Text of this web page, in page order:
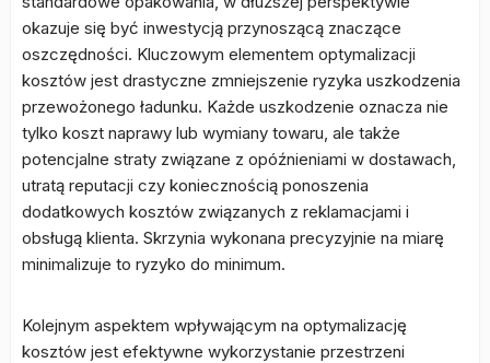
okazuje się być inwestycją przynoszącą znaczące
oszczędności. Kluczowym elementem optymalizacji
kosztów jest drastyczne zmniejszenie ryzyka uszkodzenia
przewożonego ładunku. Każde uszkodzenie oznacza nie
tylko koszt naprawy lub wymiany towaru, ale także
potencjalne straty związane z opóźnieniami w dostawach,
utratą reputacji czy koniecznością ponoszenia
dodatkowych kosztów związanych z reklamacjami i
obsługą klienta. Skrzynia wykonana precyzyjnie na miarę
minimalizuje to ryzyko do minimum.
Kolejnym aspektem wpływającym na optymalizację
kosztów jest efektywne wykorzystanie przestrzeni